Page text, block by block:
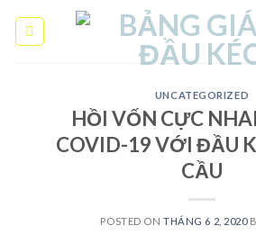
UNCATEGORIZED
HỒI VỐN CỰC
COVID-19 VỚI ĐẦU
CẦU
POSTED ONTHÁNG 6 2, 2020